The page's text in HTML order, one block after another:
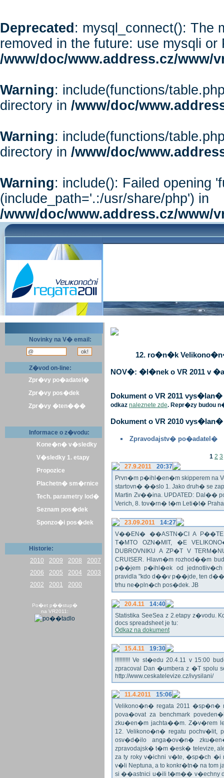
Deprecated : mysql_connect(): The
removed in the future: use mysqli or
/www/doc/www.address.cz/www/
Warning: include(functions/
directory in /www/doc/
Warning: include(functions/
directory in /www/doc/
Warning: include(): Failed opening
(include_path='.:/usr/share/php') in
/www/doc/www.address.cz/www/
Novinky na V� email:
Z�vod on-line:
Zpr�vy po�adatel�
Zpr�vy pos�dek
Zpr�vy �ten���
Informace o z�vodu:
Kone�n� v�sledky
V�sledky 1. etapy
Propozice
Plachetn� sm�rnice
Tech. parametry lod�
Seznam pos�dek
Sponzo�i pos�dek
Historie:
2010
2009 2008
2007
2006
2005 2004
2003
2002
2001 2000
Po�et p��stup�
na VR2011:
12. ro�n�k
NOV�: �l�nek o VR 2011 v
Dokument o VR 2011
odkaz naleznete zde. Repr�zy budou
Dokument o VR 2010
Zpravodajstv� po�adatel�
1 2 3
27.9.2011
20:37
Prvn�m p�ihl�en�m skipperem na
startovn� ��slo 1. Jako druh� se
Martin Zv��ina. UPDATED: Dal��
Verich, 8. tov�rn� t�m Leti�t� Praha
23.09.2011
14:27
V��EN� ��ASTN�CI A
T�MTO OZN�MIT, �E
DUBROVNIKU A ZP�T V
CRUISER. Hlavn�m rozhod��m
p��jem p�ihl�ek od
pravidla "kdo d��v p��jde, ten
trhu ne�pln�ch pos�dek. JB
20.4.11
14:40
Statistika SeeSea z 2.etapy z�vodu.
docs spreadsheet je tu:
Odkaz na dokument
15.4.11
19:30
!!!!!!!!!! Ve st�edu 20.4.11 v 15:00
zpracoval Dan �umbera z �T spolu
http://www.ceskatelevize.cz/ivysilani/
11.4.2011
15:06
Velikono�n� regata 2011 �sp�n�
pova�ovat za benchmark
zku�en�m jachta��m. Z�v�rem
12. Velikono�n� regatu
osv�d�ilo anga�ov�n�
zpravodajsk� t�m �esk� televize,
za ty roky v�ichni v�te, �sp�ch
v�li Neptuna, a to konkr�tn� na tom
si ��astnici u�ili t�m�� v�echny